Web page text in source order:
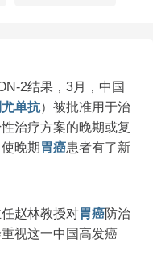
2结果，3月，中国
单抗）被批准用于治
治疗方案的晚期或复
晚期 胃癌患者有了新
赵林教授对胃癌防治
视这一中国高发癌